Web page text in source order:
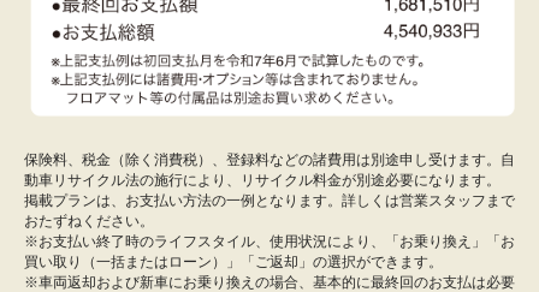
保険料、税金（除く消費税）、登録料などの諸費用は別途申し受けます。自
動車リサイクル法の施行により、リサイクル料金が別途必要になります。
掲載プランは、お支払い方法の一例となります。詳しくは営業スタッフまで
おたずねください。
※お支払い終了時のライフスタイル、使用状況により、「お乗り換え」「お
買い取り（一括またはローン）」「ご返却」の選択ができます。
※車両返却および新車にお乗り換えの場合、基本的に最終回のお支払は必要